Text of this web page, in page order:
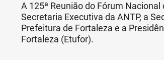
A 125ª Reunião do Fórum
Secretaria Executiva da ANTP, a
Prefeitura de Fortaleza e a
Fortaleza (Etufor).